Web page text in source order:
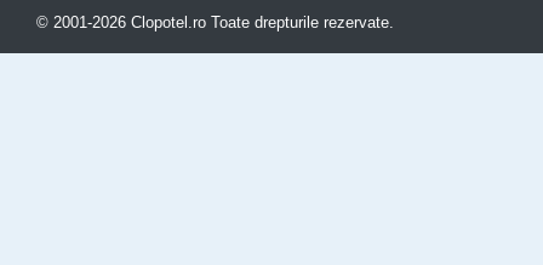
© 2001-2026 Clopotel.ro Toate drepturile rezervate.